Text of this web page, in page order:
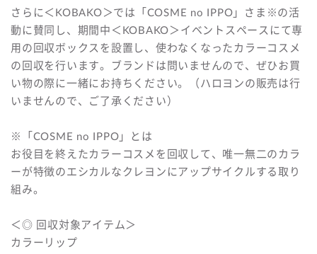
さらに＜KOBAKO＞では「COSME no IPPO」さま※の活
動に賛同し、期間中＜KOBAKO＞イベントスペースにて専
用の回収ボックスを設置し、使わなくなったカラーコスメ
の回収を行います。ブランドは問いませんので、ぜひお買
い物の際に一緒にお持ちください。（ハロヨンの販売は行
いませんので、ご了承ください）
※「COSME no IPPO」とは
お役目を終えたカラーコスメを回収して、唯一無二のカラ
ーが特徴のエシカルなクレヨンにアップサイクルする取り
組み。
＜◎ 回収対象アイテム＞
カラーリップ